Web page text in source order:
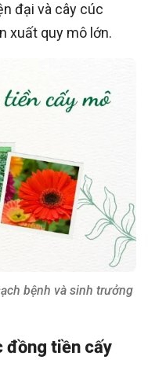
đại và cây cúc
xuất quy mô lớn.
bệnh và sinh trưởng
đồng tiền cấy